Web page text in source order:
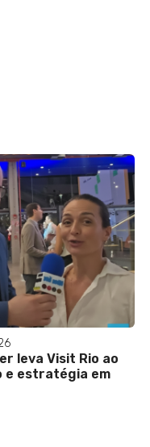
oferece
atrativos
de soluções